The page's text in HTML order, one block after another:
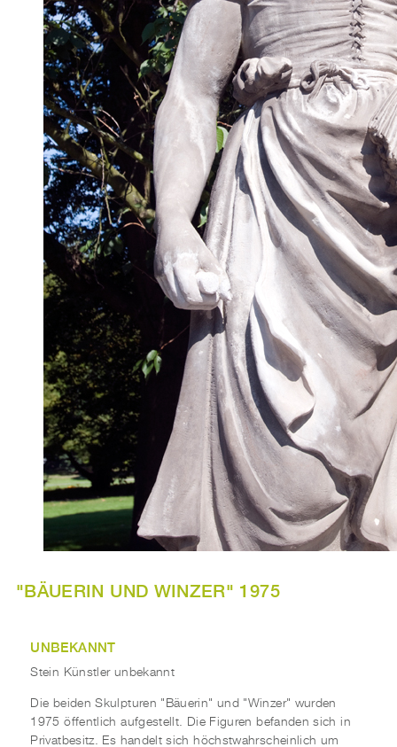
"BÄUERIN UND WINZER" 1975
UNBEKANNT
Stein Künstler unbekannt
Die beiden Skulpturen "Bäuerin" und "Winzer" wurden
1975 öffentlich aufgestellt. Die Figuren befanden sich in
Privatbesitz. Es handelt sich höchstwahrscheinlich um